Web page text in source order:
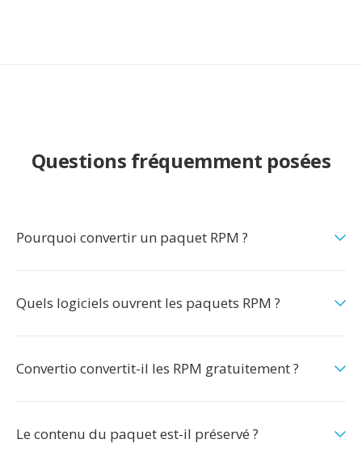
Questions fréquemment posées
Pourquoi convertir un paquet RPM ?
Quels logiciels ouvrent les paquets RPM ?
Convertio convertit-il les RPM gratuitement ?
Le contenu du paquet est-il préservé ?